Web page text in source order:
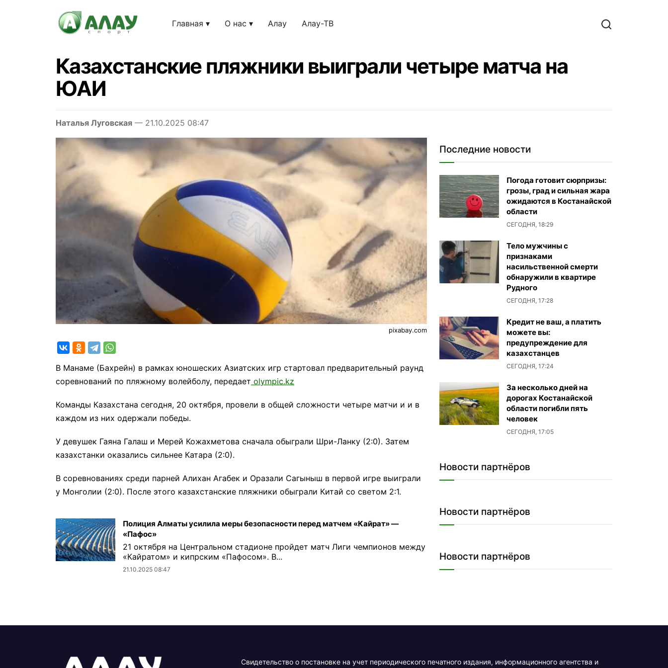
Главная О нас Алау Алау-ТВ
Казахстанские пляжники выиграли четыре матча на
ЮАИ
Наталья Луговская — 21.10.2025 08:47
pixabay.com
В Манаме (Бахрейн) в рамках юношеских Азиатских игр стартовал предварительный раунд
соревнований по пляжному волейболу, передает olympic.kz
Команды Казахстана сегодня, 20 октября, провели в общей сложности четыре матчи и и в
каждом из них одержали победы.
У девушек Гаяна Галаш и Мерей Кожахметова сначала обыграли Шри-Ланку (2:0). Затем
казахстанки оказались сильнее Катара (2:0).
В соревнованиях среди парней Алихан Агабек и Оразали Сагыныш в первой игре выиграли
у Монголии (2:0). После этого казахстанские пляжники обыграли Китай со светом 2:1.
Полиция Алматы усилила меры безопасности перед матчем «Кайрат» —
«Пафос»
21 октября на Центральном стадионе пройдет матч Лиги чемпионов между
«Кайратом» и кипрским «Пафосом». В...
21.10.2025 08:47
Последние новости
Погода готовит сюрпризы:
грозы, град и сильная жара
ожидаются в Костанайской
области
СЕГОДНЯ, 18:29
Тело мужчины с
признаками
насильственной смерти
обнаружили в квартире
Рудного
СЕГОДНЯ, 17:28
Кредит не ваш, а платить
можете вы:
предупреждение для
казахстанцев
СЕГОДНЯ, 17:24
За несколько дней на
дорогах Костанайской
области погибли пять
человек
СЕГОДНЯ, 17:05
Новости партнёров
Новости партнёров
Новости партнёров
Свидетельство о постановке на учет периодического печатного издания, информационного агентства и